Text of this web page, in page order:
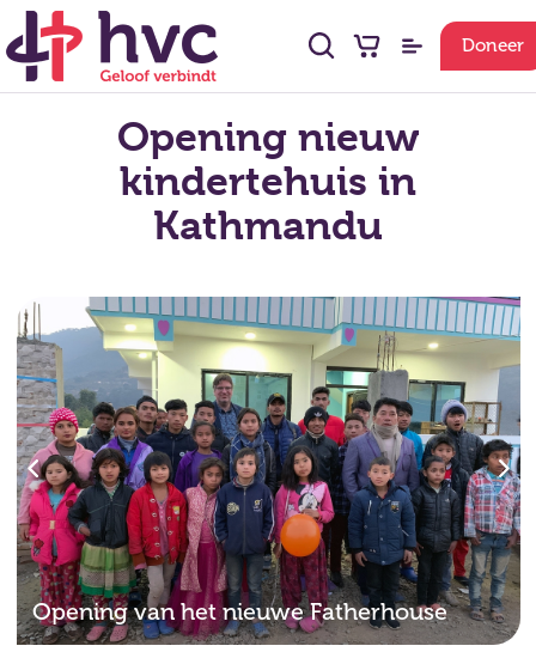
Doneer
Opening nieuw
kindertehuis in
Kathmandu
Opening van het nieuwe Fatherhouse